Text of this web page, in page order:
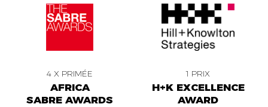
4 X PRIMÉE
AFRICA
SABRE AWARDS
1 PRIX
H+K EXCELLENCE
AWARD